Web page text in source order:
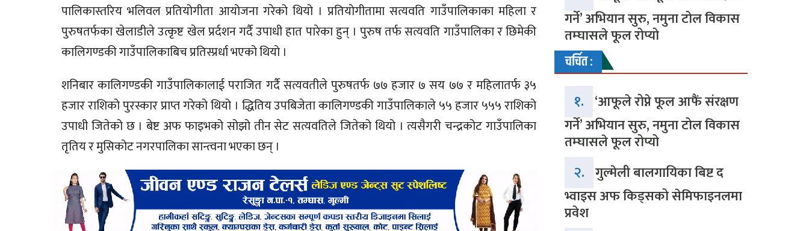
पालिकास्तरिय भलिवल प्रतियोगीता आयोजना गरेको थियो । प्रतियोगीतामा सत्यवति गाउँपालिकाका महिला र
पुरुषतर्फका खेलाडीले उत्कृष्ट खेल प्रर्दशन गर्दै उपाधी हात पारेका हुन् । पुरुष तर्फ सत्यवति गाउँपालिका र छिमेकी
कालिगण्डकी गाउँपालिकाबिच प्रतिस्प्रर्धा भएको थियो ।
शनिबार कालिगण्डकी गाउँपालिकालाई पराजित गर्दै सत्यवतीले पुरुषतर्फ ७७ हजार ७ सय ७७ र महिलातर्फ ३५
हजार राशिको पुरस्कार प्राप्त गरेको थियो । द्धितिय उपबिजेता कालिगण्डकी गाउँपालिकाले ५५ हजार ५५५ राशिको
उपाधी जितेको छ । बेष्ट अफ फाइभको सोझो तीन सेट सत्यवतिले जितेको थियो । त्यसैगरी चन्द्रकोट गाउँपालिका
तृतिय र मुसिकोट नगरपालिका सान्त्वना भएका छन् ।
गर्ने’ अभियान सुरु, नमुना टोल विकास
तम्घासले फूल रोप्यो
चर्चित :
१. ‘आफूले रोप्ने फूल आफैं संरक्षण
गर्ने’ अभियान सुरु, नमुना टोल विकास
तम्घासले फूल रोप्यो
२. गुल्मेली बालगायिका बिष्ट द
भ्वाइस अफ किड्सको सेमिफाइनलमा
प्रवेश